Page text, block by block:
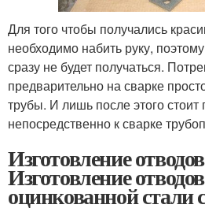
Для того чтобы получались
необходимо набить руку,
сразу не будет получаться.
предварительно на сварке
трубы. И лишь после этого стоит
непосредственно к сварке
Изготовление
Изготовление
оцинкованной